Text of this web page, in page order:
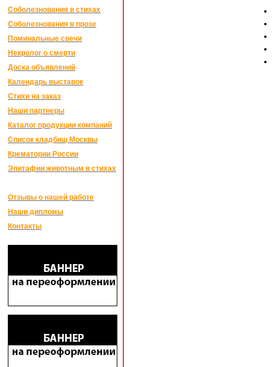
Соболезнования в стихах
Соболезнования в прозе
Поминальные свечи
Некролог о смерти
Доска объявлений
Календарь выставок
Стихи на заказ
Наши партнеры
Каталог продукции компаний
Список кладбищ Москвы
Крематории России
Эпитафии животным в стихах
Отзывы о нашей работе
Наши дипломы
Контакты